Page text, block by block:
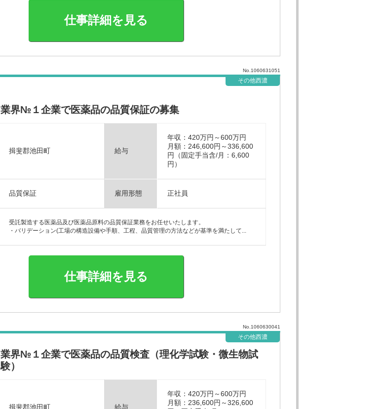
仕事詳細を見る
No.1060631051
その他西濃
業界№１企業で医薬品の品質保証の募集
揖斐郡池田町 給与
年収：420万円～600万円
月額：246,600円～336,600
円（固定手当含/月：6,600
円）
品質保証 雇用形態 正社員
受託製造する医薬品及び医薬品原料の品質保証業務をお任せいたします。
・バリデーション(工場の構造設備や手順、工程、品質管理の方法などが基準を満たして...
仕事詳細を見る
No.1060630041
その他西濃
業界№１企業で医薬品の品質検査（理化学試験・微生物試
験）
揖斐郡池田町 給与
年収：420万円～600万円
月額：236,600円～326,600